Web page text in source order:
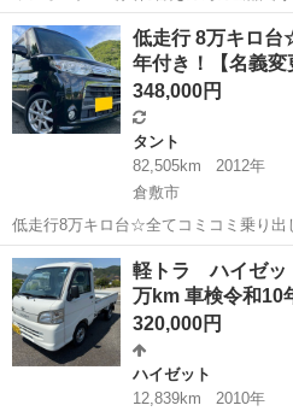
傷あります。 駆動系等は問題なさそう
ご理解ください。 タイヤ等は交換時期
かとは思いますよろしく...
岡山 倉敷市 新倉敷駅 ムーヴ
低走行 8万キロ台
年付き！【名義
348,000円
タント
82,505km
2012年
倉敷市
低走行8万キロ台☆全てコミコミ乗り出
【名義変更代込み】広い車内！大人気
X☆Bluetoothナビ付き☆走行中DVD見
ホイール装着...
岡山 倉敷市 タント
軽トラ ハイゼッ
万km 車検令和10
320,000円
ハイゼット
12,839km
2010年